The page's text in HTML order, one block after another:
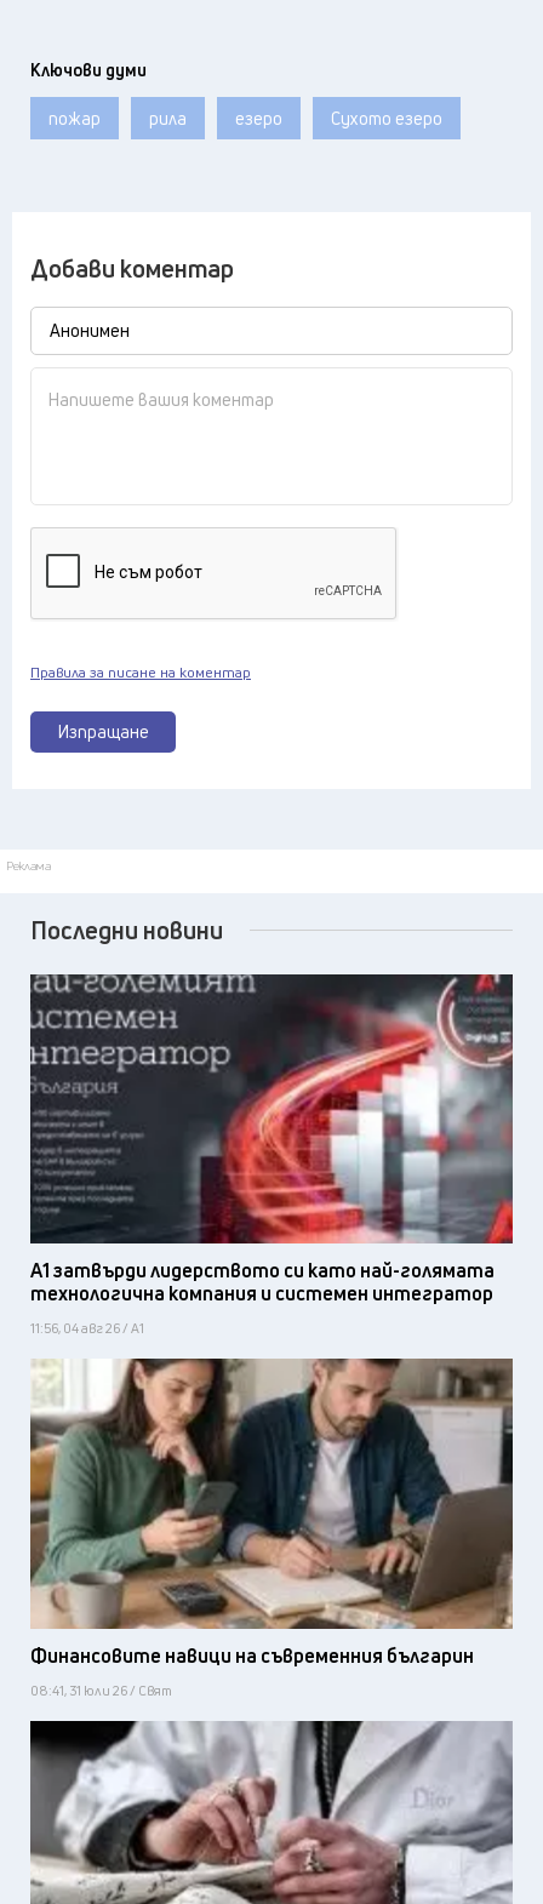
Ключови думи
пожар рила езеро Сухото езеро
Добави коментар
Изпращане
Правила за писане на коментар
Реклама
Последни новини
А1 затвърди лидерството си като най-голямата
технологична компания и системен интегратор
11:56, 04 авг 26 / А1
Финансовите навици на съвременния българин
08:41, 31 юли 26 / Свят